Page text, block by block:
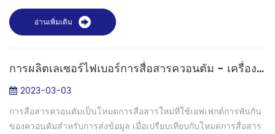
ปลอกที่มีข้อมูลจำเพาะแตก...
อ่านเพิ่มเติม
การผลิตเลเซอร์ไฟเบอร์การสื่อสารควอนตัม - เครื่องต่อเชือกฟิวชั่นไฟเบอร์ S-12PM
2023-03-03
การสื่อสารควอนตัมเป็นโหมดการสื่อสารใหม่ที่ใช้เอฟเฟกต์การพันกัน
ของควอนตัมสำหรับการส่งข้อมูล เมื่อเปรียบเทียบกับโหมดการสื่อสาร